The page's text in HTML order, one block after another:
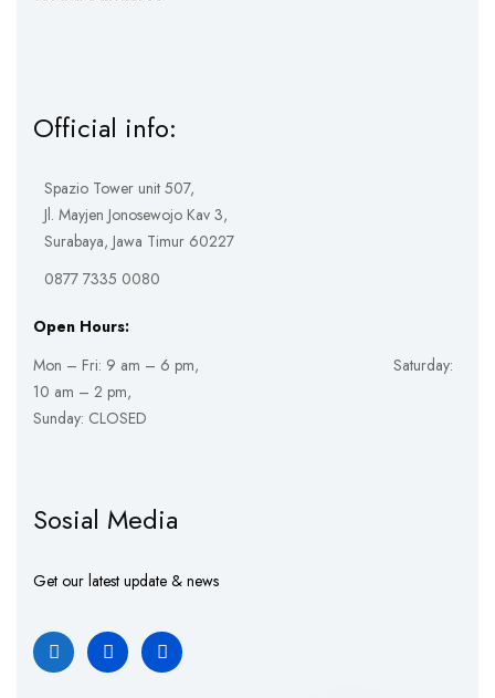
Official info:
Spazio Tower unit 507,
Jl. Mayjen Jonosewojo Kav 3,
Surabaya, Jawa Timur 60227
0877 7335 0080
Open Hours:
Mon – Fri: 9 am – 6 pm, Saturday:
10 am – 2 pm,
Sunday: CLOSED
Sosial Media
Get our latest update & news